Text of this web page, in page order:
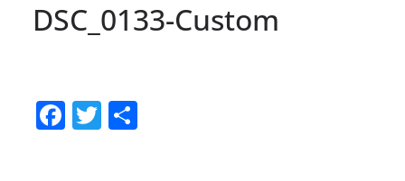
DSC_0133-Custom
F T